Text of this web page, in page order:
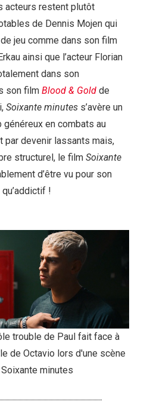
acteurs restent plutôt
de Dennis Mojen qui
jeu comme dans son film
ainsi que l’acteur Florian
dans son
son film Blood & Gold de
Soixante minutes s’avère un
en combats au
devenir lassants mais,
structurel, le film Soixante
d’être vu pour son
!
trouble de Paul fait face à
de Octavio lors d'une scène
minutes